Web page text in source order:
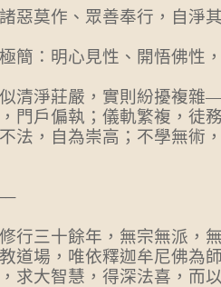
惡莫作、眾善奉行，自淨
簡：明心見性、開悟佛性
清淨莊嚴，實則紛擾複
門戶偏執；儀軌繁複，徒
法，自為崇高；不學無術
行三十餘年，無宗無派，
道場，唯依釋迦牟尼佛為
求大智慧，得深法喜，而